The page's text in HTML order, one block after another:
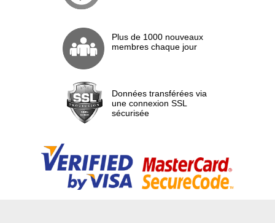
Plus de 1000 nouveaux
membres chaque jour
Données transférées via
une connexion SSL
sécurisée